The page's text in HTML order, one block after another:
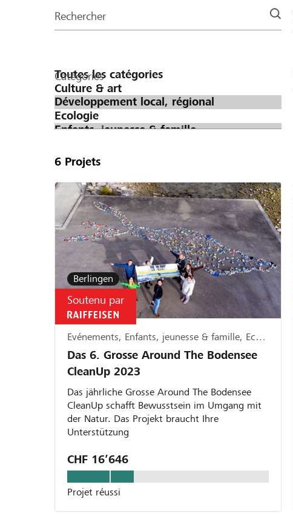
la
Rechercher
Catégories
6 Projets
Berlingen
Soutenu par
Evénements, Enfants, jeunesse & famille, Ecologie
Das 6. Grosse Around The Bodensee
CleanUp 2023
Das jährliche Grosse Around The Bodensee
CleanUp schafft Bewusstsein im Umgang mit
der Natur. Das Projekt braucht Ihre
Unterstützung
CHF 16’646
Projet réussi